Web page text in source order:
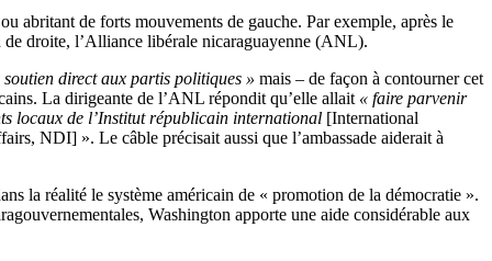
abritant de forts mouvements de gauche. Par exemple, après le
de droite, l’Alliance libérale nicaraguayenne (ANL).
soutien direct aux partis politiques » mais – de façon à contourner cet
La dirigeante de l’ANL répondit qu’elle allait « faire parvenir
locaux de l’Institut républicain international [International
NDI] ». Le câble précisait aussi que l’ambassade aiderait à
la réalité le système américain de « promotion de la démocratie ».
Washington apporte une aide considérable aux